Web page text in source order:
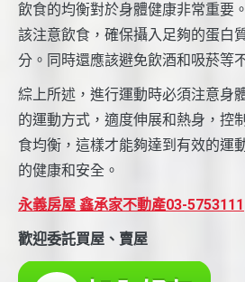
飲食的均衡對於身體健康非常重要
該注意飲食，確保攝入足夠的蛋白
分。同時還應該避免飲酒和吸菸等
綜上所述，進行運動時必須注意身
的運動方式，適度伸展和熱身，控
食均衡，這樣才能夠達到有效的運
的健康和安全。
永義房屋 鑫承家不動產03-5753111
歡迎委託買屋、賣屋